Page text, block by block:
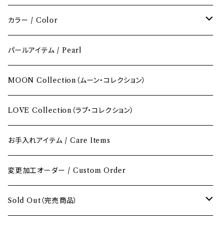
カラー / Color
レッド / Red
ピンク / Pink
イエロー / Yellow
オレンジ / Orange
グリーン / Green
ブルー / Blue
パールアイテム / Pearl
MOON Collection（ムーン・コレクション）
LOVE Collection（ラブ・コレクション）
お手入れアイテム / Care Items
変更加工オーダー / Custom Order
Sold Out（完売商品）